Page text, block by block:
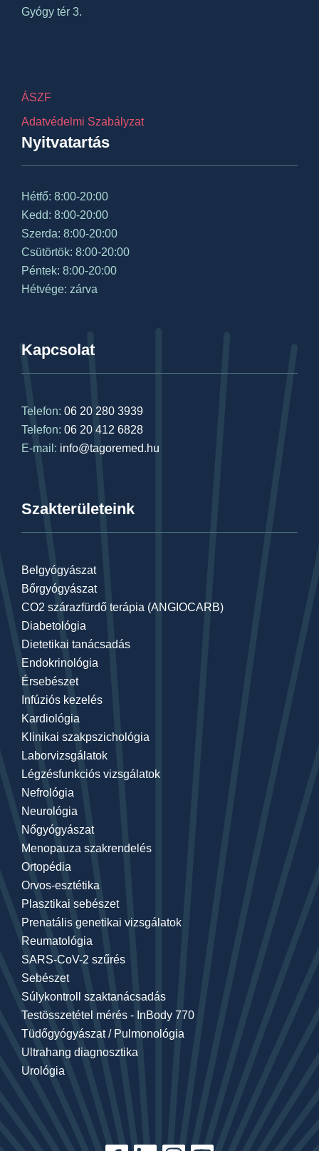
Gyógy tér 3.
ÁSZF
Adatvédelmi Szabályzat
Nyitvatartás
Hétfő: 8:00-20:00
Kedd: 8:00-20:00
Szerda: 8:00-20:00
Csütörtök: 8:00-20:00
Péntek: 8:00-20:00
Hétvége: zárva
Kapcsolat
Telefon: 06 20 280 3939
Telefon: 06 20 412 6828
E-mail: info@tagoremed.hu
Szakterületeink
Belgyógyászat
Bőrgyógyászat
CO2 szárazfürdő terápia (ANGIOCARB)
Diabetológia
Dietetikai tanácsadás
Endokrinológia
Érsebészet
Infúziós kezelés
Kardiológia
Klinikai szakpszichológia
Laborvizsgálatok
Légzésfunkciós vizsgálatok
Nefrológia
Neurológia
Nőgyógyászat
Menopauza szakrendelés
Ortopédia
Orvos-esztétika
Plasztikai sebészet
Prenatális genetikai vizsgálatok
Reumatológia
SARS-CoV-2 szűrés
Sebészet
Súlykontroll szaktanácsadás
Testösszetétel mérés - InBody 770
Tüdőgyógyászat / Pulmonológia
Ultrahang diagnosztika
Urológia